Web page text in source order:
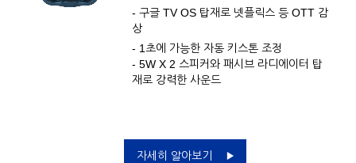
- 구글 TV OS 탑재로 넷플릭스 등 OTT 감
상
- 1초에 가능한 자동 키스톤 조정
- 5W X 2 스피커와 패시브 라디에이터 탑
재로 강력한 사운드
자세히 알아보기